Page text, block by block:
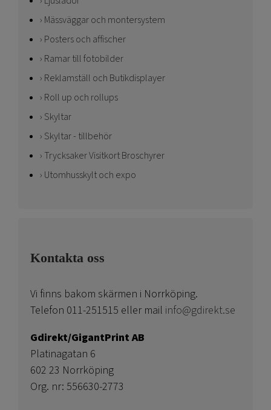
Mässväggar och montersystem
Posters och affischer
Ramar till fotobilder
Reklamställ och Butikdisplayer
Roll up och rollups
Skyltar
Skyltar - tillbehör
Trycksaker Visitkort Broschyrer
Utomhusskylt och expo
Kontakta oss
Vi finns bakom skärmen i Norrköping.
Telefon 011-251515 eller mail info@gdirekt.se
Gdirekt/GigantPrint AB
Platinagatan 6
602 23 Norrköping
Org. nr: 556630-2773